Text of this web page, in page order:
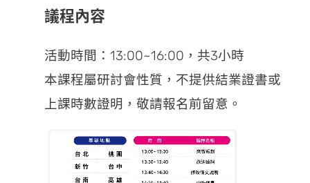
議程內容
活動時間：13:00~16:00，共3小時
本課程屬研討會性質，不提供結業證書或
上課時數證明，敬請報名前留意。